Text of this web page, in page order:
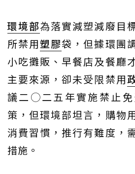
環境部為落實減塑減廢目
所禁用塑膠袋，但據環團
小吃攤販、早餐店及餐廳
主要來源，卻未受限禁用
議二◯二五年實施禁止
策，但環境部坦言，購物
消費習慣，推行有難度，
措施。